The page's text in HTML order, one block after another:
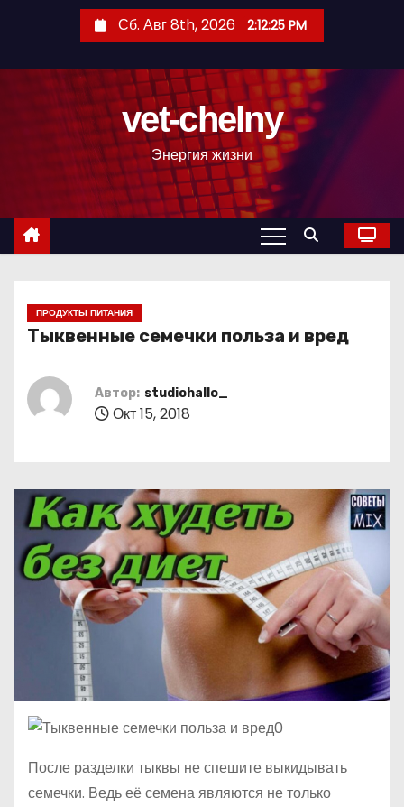
с
Сб. Авг 8th, 2026 2:12:26 PM
vet-chelny
Энергия жизни
ПРОДУКТЫ ПИТАНИЯ
Тыквенные семечки польза и вред
Автор: studiohallo_
Окт 15, 2018
После разделки тыквы не спешите выкидывать
семечки. Ведь её семена являются не только